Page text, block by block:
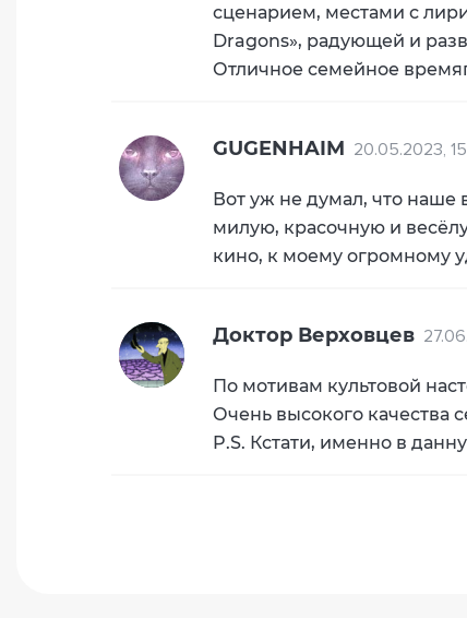
сценарием, местами с
Dragons», радующей и
Отличное семейное
GUGENHAIM 20.05.2023,
Вот уж не думал, что наше
милую, красочную и
кино, к моему огромному
Доктор Верховцев
По мотивам культовой
Очень высокого качества
P.S. Кстати, именно в